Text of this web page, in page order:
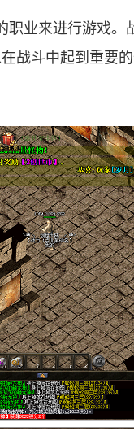
职业来进行游戏
战斗中起到重要